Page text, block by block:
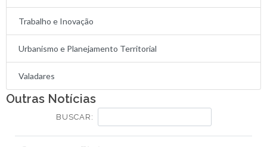
Trabalho e Inovação
Urbanismo e Planejamento Territorial
Valadares
Outras Notícias
BUSCAR: